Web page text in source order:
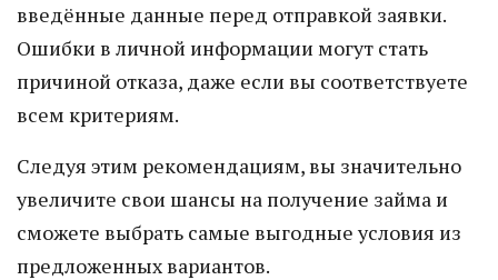
введённые данные перед отправкой заявки.
Ошибки в личной информации могут стать
причиной отказа, даже если вы соответствуете
всем критериям.
Следуя этим рекомендациям, вы значительно
увеличите свои шансы на получение займа и
сможете выбрать самые выгодные условия из
предложенных вариантов.